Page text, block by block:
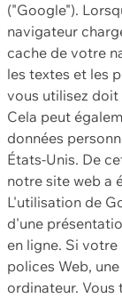
("Google").
navigateur
cache de votre
les textes et les
vous utilisez doit
Cela peut
données
États-Unis. De
notre site web a
L'utilisation de
d'une
en ligne. Si
polices Web,
ordinateur.